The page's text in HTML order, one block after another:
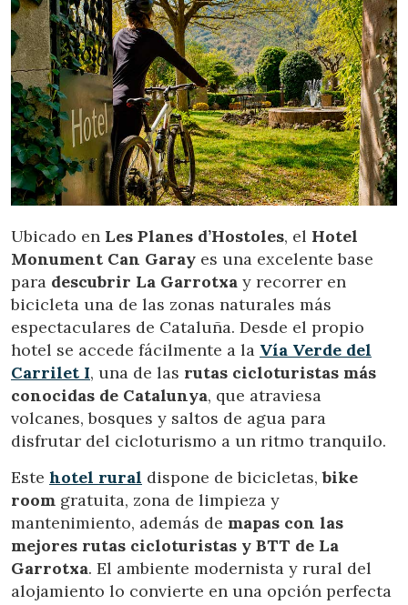
Ubicado en Les Planes d’Hostoles, el Hotel
Monument Can Garay es una excelente base
para descubrir La Garrotxa y recorrer en
bicicleta una de las zonas naturales más
espectaculares de Cataluña. Desde el propio
hotel se accede fácilmente a la Vía Verde del
Carrilet I, una de las rutas cicloturistas más
conocidas de Catalunya, que atraviesa
volcanes, bosques y saltos de agua para
disfrutar del cicloturismo a un ritmo tranquilo.
Este hotel rural dispone de bicicletas,bike
room gratuita, zona de limpieza y
mantenimiento, además de mapas con las
mejores rutas cicloturistas y BTT de La
Garrotxa. El ambiente modernista y rural del
alojamiento lo convierte en una opción perfecta